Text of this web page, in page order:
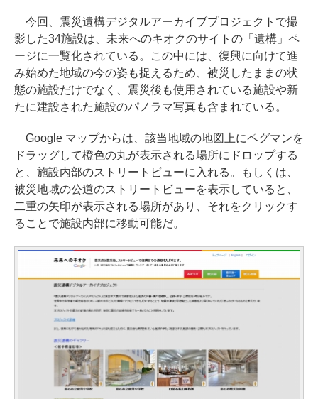
今回、震災遺構デジタルアーカイブプロジェクトで撮
影した34施設は、未来へのキオクのサイトの「遺構」ペ
ージに一覧化されている。この中には、復興に向けて進
み始めた地域の今の姿も捉えるため、被災したままの状
態の施設だけでなく、震災後も使用されている施設や新
たに建設された施設のパノラマ写真も含まれている。
Google マップからは、該当地域の地図上にペグマンを
ドラッグして橙色の丸が表示される場所にドロップする
と、施設内部のストリートビューに入れる。もしくは、
被災地域の公道のストリートビューを表示していると、
二重の矢印が表示される場所があり、それをクリックす
ることで施設内部に移動可能だ。